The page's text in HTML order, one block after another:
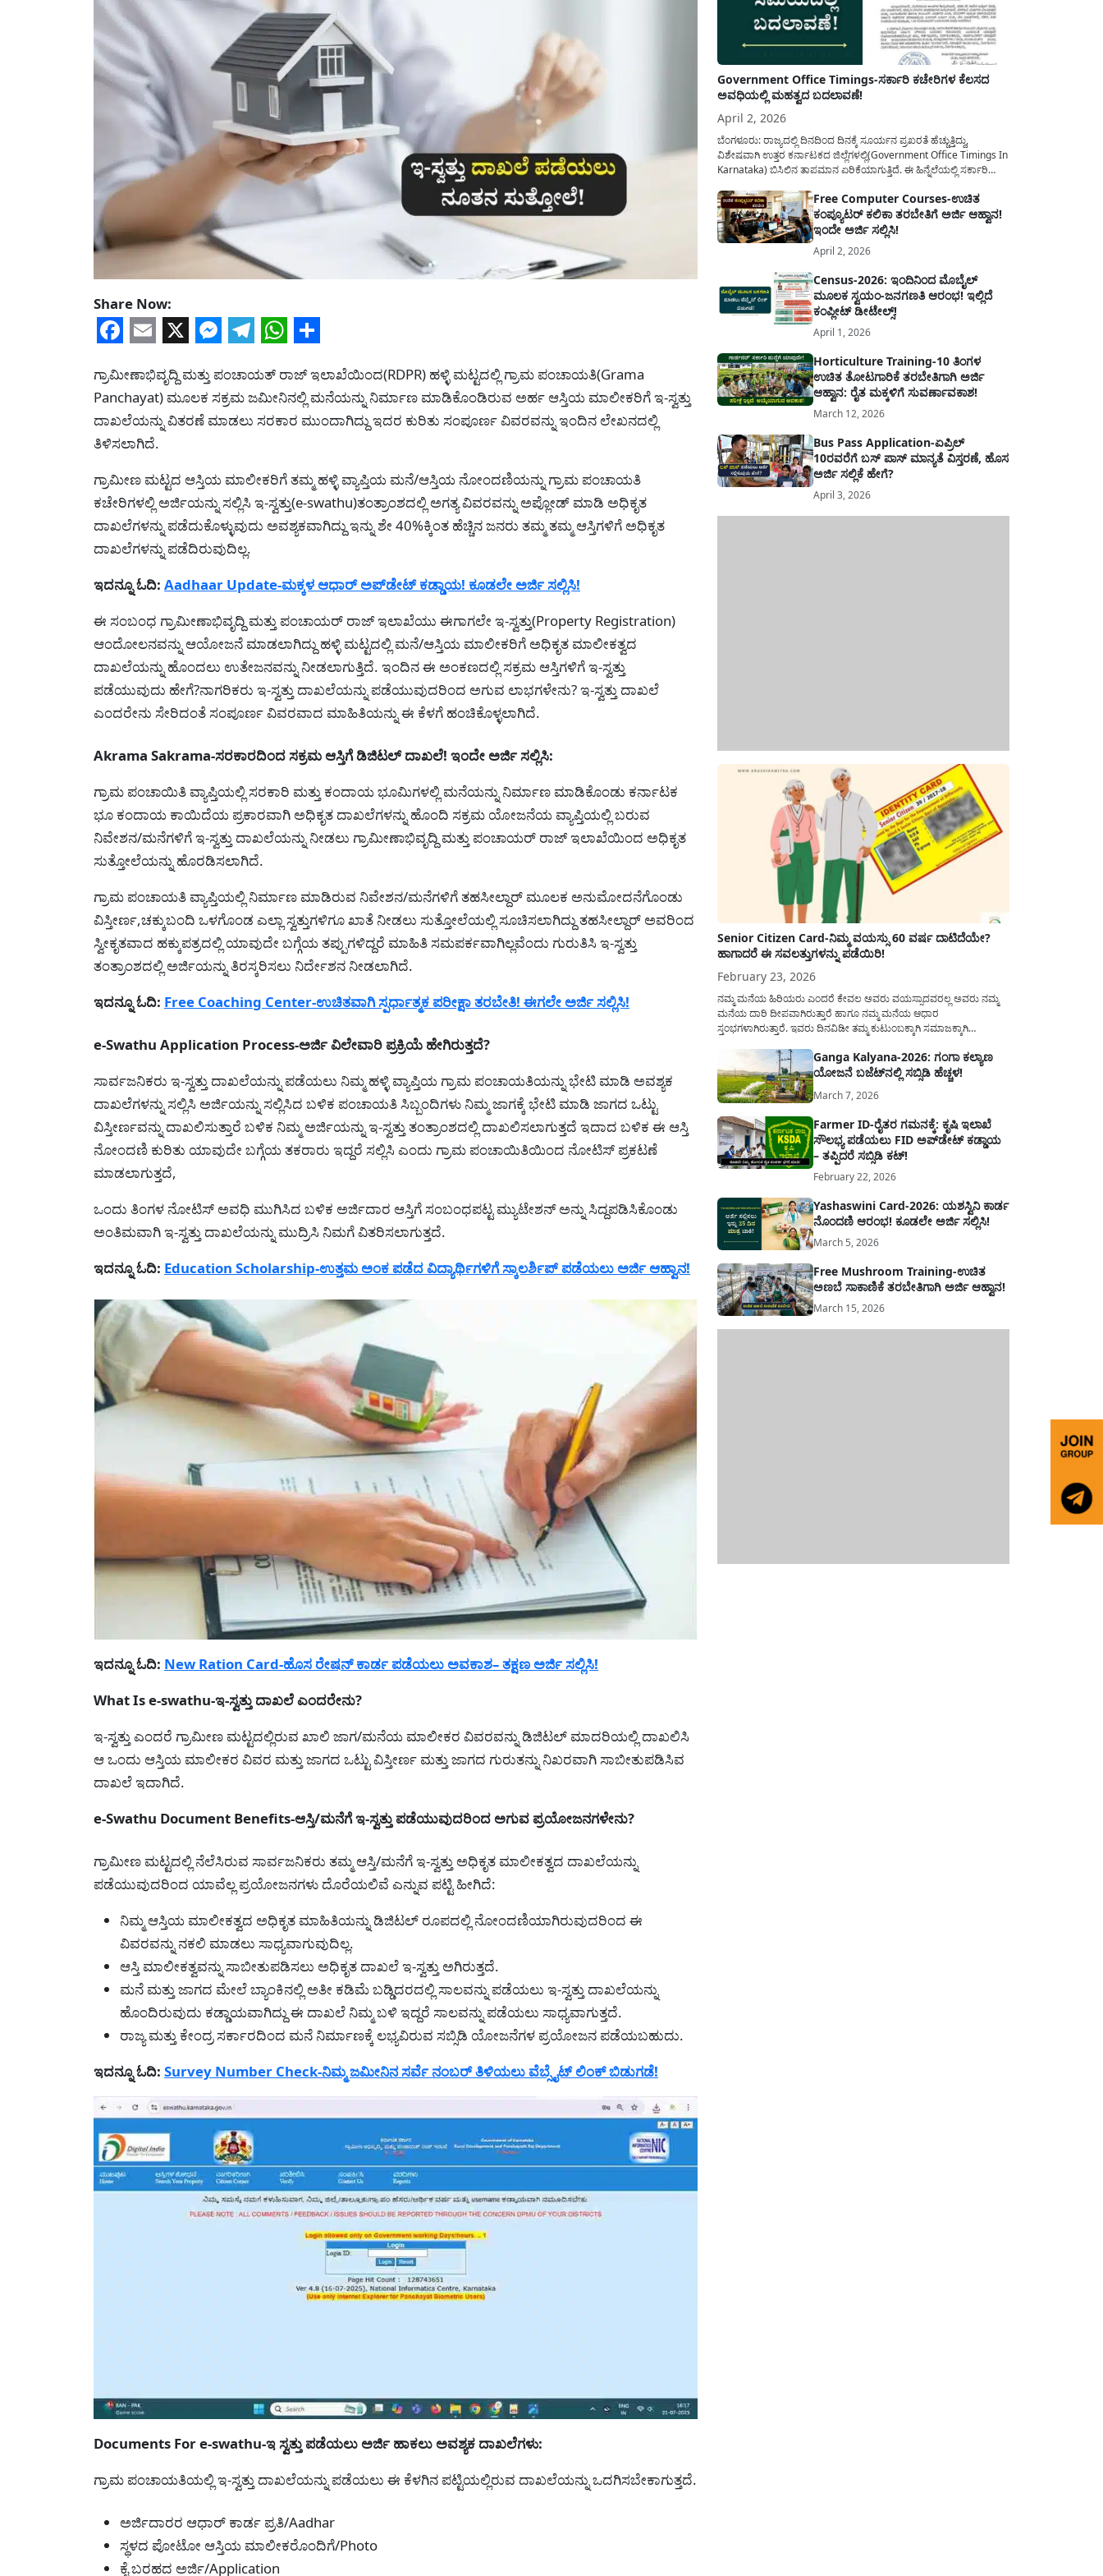
Share Now:
ಗ್ರಾಮೀಣಾಭಿವೃದ್ದಿ ಮತ್ತು ಪಂಚಾಯತ್ ರಾಜ್ ಇಲಾಖೆಯಿಂದ(RDPR) ಹಳ್ಳಿ ಮಟ್ಟದಲ್ಲಿ ಗ್ರಾಮ ಪಂಚಾಯತಿ(Grama
Panchayat) ಮೂಲಕ ಸಕ್ರಮ ಜಮೀನಿನಲ್ಲಿ ಮನೆಯನ್ನು ನಿರ್ಮಾಣ ಮಾಡಿಕೊಂಡಿರುವ ಅರ್ಹ ಆಸ್ತಿಯ ಮಾಲೀಕರಿಗೆ ಇ-ಸ್ವತ್ತು
ದಾಖಲೆಯನ್ನು ವಿತರಣೆ ಮಾಡಲು ಸರಕಾರ ಮುಂದಾಗಿದ್ದು ಇದರ ಕುರಿತು ಸಂಪೂರ್ಣ ವಿವರವನ್ನು ಇಂದಿನ ಲೇಖನದಲ್ಲಿ
ತಿಳಿಸಲಾಗಿದೆ.
ಗ್ರಾಮೀಣ ಮಟ್ಟದ ಆಸ್ತಿಯ ಮಾಲೀಕರಿಗೆ ತಮ್ಮ ಹಳ್ಳಿ ವ್ಯಾಪ್ತಿಯ ಮನೆ/ಆಸ್ತಿಯ ನೋಂದಣಿಯನ್ನು ಗ್ರಾಮ ಪಂಚಾಯತಿ
ಕಚೇರಿಗಳಲ್ಲಿ ಅರ್ಜಿಯನ್ನು ಸಲ್ಲಿಸಿ ಇ-ಸ್ವತ್ತು(e-swathu)ತಂತ್ರಾಂಶದಲ್ಲಿ ಅಗತ್ಯ ವಿವರವನ್ನು ಅಪ್ಲೋಡ್ ಮಾಡಿ ಅಧಿಕೃತ
ದಾಖಲೆಗಳನ್ನು ಪಡೆದುಕೊಳ್ಳುವುದು ಅವಶ್ಯಕವಾಗಿದ್ದು ಇನ್ನು ಶೇ 40%ಕ್ಕಿಂತ ಹೆಚ್ಚಿನ ಜನರು ತಮ್ಮ ತಮ್ಮ ಆಸ್ತಿಗಳಿಗೆ ಅಧಿಕೃತ
ದಾಖಲೆಗಳನ್ನು ಪಡೆದಿರುವುದಿಲ್ಲ.
ಇದನ್ನೂ ಓದಿ: Aadhaar Update-ಮಕ್ಕಳ ಆಧಾರ್ ಅಪ್‌ಡೇಟ್ ಕಡ್ಡಾಯ! ಕೂಡಲೇ ಅರ್ಜಿ ಸಲ್ಲಿಸಿ!
ಈ ಸಂಬಂಧ ಗ್ರಾಮೀಣಾಭಿವೃದ್ದಿ ಮತ್ತು ಪಂಚಾಯರ್ ರಾಜ್ ಇಲಾಖೆಯು ಈಗಾಗಲೇ ಇ-ಸ್ವತ್ತು(Property Registration)
ಆಂದೋಲನವನ್ನು ಆಯೋಜನೆ ಮಾಡಲಾಗಿದ್ದು ಹಳ್ಳಿ ಮಟ್ಟದಲ್ಲಿ ಮನೆ/ಆಸ್ತಿಯ ಮಾಲೀಕರಿಗೆ ಅಧಿಕೃತ ಮಾಲೀಕತ್ವದ
ದಾಖಲೆಯನ್ನು ಹೊಂದಲು ಉತೇಜನವನ್ನು ನೀಡಲಾಗುತ್ತಿದೆ. ಇಂದಿನ ಈ ಅಂಕಣದಲ್ಲಿ ಸಕ್ರಮ ಆಸ್ತಿಗಳಿಗೆ ಇ-ಸ್ವತ್ತು
ಪಡೆಯುವುದು ಹೇಗೆ?ನಾಗರಿಕರು ಇ-ಸ್ವತ್ತು ದಾಖಲೆಯನ್ನು ಪಡೆಯುವುದರಿಂದ ಅಗುವ ಲಾಭಗಳೇನು? ಇ-ಸ್ವತ್ತು ದಾಖಲೆ
ಎಂದರೇನು ಸೇರಿದಂತೆ ಸಂಪೂರ್ಣ ವಿವರವಾದ ಮಾಹಿತಿಯನ್ನು ಈ ಕೆಳಗೆ ಹಂಚಿಕೊಳ್ಳಲಾಗಿದೆ.
Akrama Sakrama-ಸರಕಾರದಿಂದ ಸಕ್ರಮ ಆಸ್ತಿಗೆ ಡಿಜಿಟಲ್ ದಾಖಲೆ! ಇಂದೇ ಅರ್ಜಿ ಸಲ್ಲಿಸಿ:
ಗ್ರಾಮ ಪಂಚಾಯಿತಿ ವ್ಯಾಪ್ತಿಯಲ್ಲಿ ಸರಕಾರಿ ಮತ್ತು ಕಂದಾಯ ಭೂಮಿಗಳಲ್ಲಿ ಮನೆಯನ್ನು ನಿರ್ಮಾಣ ಮಾಡಿಕೊಂಡು ಕರ್ನಾಟಕ
ಭೂ ಕಂದಾಯ ಕಾಯಿದೆಯ ಪ್ರಕಾರವಾಗಿ ಅಧಿಕೃತ ದಾಖಲೆಗಳನ್ನು ಹೊಂದಿ ಸಕ್ರಮ ಯೋಜನೆಯ ವ್ಯಾಪ್ತಿಯಲ್ಲಿ ಬರುವ
ನಿವೇಶನ/ಮನೆಗಳಿಗೆ ಇ-ಸ್ವತ್ತು ದಾಖಲೆಯನ್ನು ನೀಡಲು ಗ್ರಾಮೀಣಾಭಿವೃದ್ದಿ ಮತ್ತು ಪಂಚಾಯರ್ ರಾಜ್ ಇಲಾಖೆಯಿಂದ ಅಧಿಕೃತ
ಸುತ್ತೋಲೆಯನ್ನು ಹೊರಡಿಸಲಾಗಿದೆ.
ಗ್ರಾಮ ಪಂಚಾಯತಿ ವ್ಯಾಪ್ತಿಯಲ್ಲಿ ನಿರ್ಮಾಣ ಮಾಡಿರುವ ನಿವೇಶನ/ಮನೆಗಳಿಗೆ ತಹಸೀಲ್ದಾರ್ ಮೂಲಕ ಅನುಮೋದನೆಗೊಂಡು
ವಿಸ್ತೀರ್ಣ,ಚಕ್ಕುಬಂದಿ ಒಳಗೊಂಡ ಎಲ್ಲಾ ಸ್ವತ್ತುಗಳಿಗೂ ಖಾತೆ ನೀಡಲು ಸುತ್ತೋಲೆಯಲ್ಲಿ ಸೂಚಿಸಲಾಗಿದ್ದು ತಹಸೀಲ್ದಾರ್ ಅವರಿಂದ
ಸ್ವೀಕೃತವಾದ ಹಕ್ಕುಪತ್ರದಲ್ಲಿ ಯಾವುದೇ ಬಗ್ಗೆಯ ತಪ್ಪುಗಳಿದ್ದರೆ ಮಾಹಿತಿ ಸಮಪರ್ಕವಾಗಿಲ್ಲವೆಂದು ಗುರುತಿಸಿ ಇ-ಸ್ವತ್ತು
ತಂತ್ರಾಂಶದಲ್ಲಿ ಅರ್ಜಿಯನ್ನು ತಿರಸ್ಕರಿಸಲು ನಿರ್ದೇಶನ ನೀಡಲಾಗಿದೆ.
ಇದನ್ನೂ ಓದಿ: Free Coaching Center-ಉಚಿತವಾಗಿ ಸ್ಪರ್ಧಾತ್ಮಕ ಪರೀಕ್ಷಾ ತರಬೇತಿ! ಈಗಲೇ ಅರ್ಜಿ ಸಲ್ಲಿಸಿ!
e-Swathu Application Process-ಅರ್ಜಿ ವಿಲೇವಾರಿ ಪ್ರಕ್ರಿಯೆ ಹೇಗಿರುತ್ತದೆ?
ಸಾರ್ವಜನಿಕರು ಇ-ಸ್ವತ್ತು ದಾಖಲೆಯನ್ನು ಪಡೆಯಲು ನಿಮ್ಮ ಹಳ್ಳಿ ವ್ಯಾಪ್ತಿಯ ಗ್ರಾಮ ಪಂಚಾಯತಿಯನ್ನು ಭೇಟಿ ಮಾಡಿ ಅವಶ್ಯಕ
ದಾಖಲೆಗಳನ್ನು ಸಲ್ಲಿಸಿ ಅರ್ಜಿಯನ್ನು ಸಲ್ಲಿಸಿದ ಬಳಿಕ ಪಂಚಾಯತಿ ಸಿಬ್ಬಂದಿಗಳು ನಿಮ್ಮ ಜಾಗಕ್ಕೆ ಭೇಟಿ ಮಾಡಿ ಜಾಗದ ಒಟ್ಟು
ವಿಸ್ತೀರ್ಣವನ್ನು ದಾಖಲಿಸುತ್ತಾರ‍ೆ ಬಳಿಕ ನಿಮ್ಮ ಅರ್ಜಿಯನ್ನು ಇ-ಸ್ವತ್ತು ತಂತ್ರಾಂಶದಲ್ಲಿ ದಾಖಲಿಸಲಾಗುತ್ತದೆ ಇದಾದ ಬಳಿಕ ಈ ಆಸ್ತಿ
ನೋಂದಣಿ ಕುರಿತು ಯಾವುದೇ ಬಗ್ಗೆಯ ತಕರಾರು ಇದ್ದರೆ ಸಲ್ಲಿಸಿ ಎಂದು ಗ್ರಾಮ ಪಂಚಾಯಿತಿಯಿಂದ ನೋಟಿಸ್ ಪ್ರಕಟಣೆ
ಮಾಡಲಾಗುತ್ತದೆ,
ಒಂದು ತಿಂಗಳ ನೋಟಿಸ್ ಅವಧಿ ಮುಗಿಸಿದ ಬಳಿಕ ಅರ್ಜಿದಾರ ಆಸ್ತಿಗೆ ಸಂಬಂಧಪಟ್ಟ ಮ್ಯುಟೇಶನ್ ಅನ್ನು ಸಿದ್ದಪಡಿಸಿಕೊಂಡು
ಅಂತಿಮವಾಗಿ ಇ-ಸ್ವತ್ತು ದಾಖಲೆಯನ್ನು ಮುದ್ರಿಸಿ ನಿಮಗೆ ವಿತರಿಸಲಾಗುತ್ತದೆ.
ಇದನ್ನೂ ಓದಿ: Education Scholarship-ಉತ್ತಮ ಅಂಕ ಪಡೆದ ವಿದ್ಯಾರ್ಥಿಗಳಿಗೆ ಸ್ಕಾಲರ್ಶಿಪ್ ಪಡೆಯಲು ಅರ್ಜಿ ಆಹ್ವಾನ!
ಇದನ್ನೂ ಓದಿ: New Ration Card-ಹೊಸ ರೇಷನ್ ಕಾರ್ಡ ಪಡೆಯಲು ಅವಕಾಶ– ತಕ್ಷಣ ಅರ್ಜಿ ಸಲ್ಲಿಸಿ!
What Is e-swathu-ಇ-ಸ್ವತ್ತು ದಾಖಲೆ ಎಂದರೇನು?
ಇ-ಸ್ವತ್ತು ಎಂದರೆ ಗ್ರಾಮೀಣ ಮಟ್ಟದಲ್ಲಿರುವ ಖಾಲಿ ಜಾಗ/ಮನೆಯ ಮಾಲೀಕರ ವಿವರವನ್ನು ಡಿಜಿಟಲ್ ಮಾದರಿಯಲ್ಲಿ ದಾಖಲಿಸಿ
ಆ ಒಂದು ಆಸ್ತಿಯ ಮಾಲೀಕರ ವಿವರ ಮತ್ತು ಜಾಗದ ಒಟ್ಟು ವಿಸ್ತೀರ್ಣ ಮತ್ತು ಜಾಗದ ಗುರುತನ್ನು ನಿಖರವಾಗಿ ಸಾಬೀತುಪಡಿಸಿವ
ದಾಖಲೆ ಇದಾಗಿದೆ.
e-Swathu Document Benefits-ಆಸ್ತಿ/ಮನೆಗೆ ಇ-ಸ್ವತ್ತು ಪಡೆಯುವುದರಿಂದ ಅಗುವ ಪ್ರಯೋಜನಗಳೇನು?
ಗ್ರಾಮೀಣ ಮಟ್ಟದಲ್ಲಿ ನೆಲೆಸಿರುವ ಸಾರ್ವಜನಿಕರು ತಮ್ಮ ಆಸ್ತಿ/ಮನೆಗೆ ಇ-ಸ್ವತ್ತು ಅಧಿಕೃತ ಮಾಲೀಕತ್ವದ ದಾಖಲೆಯನ್ನು
ಪಡೆಯುವುದರಿಂದ ಯಾವೆಲ್ಲ ಪ್ರಯೋಜನಗಳು ದೊರೆಯಲಿವೆ ಎನ್ನುವ ಪಟ್ಟಿ ಹೀಗಿದೆ:
ನಿಮ್ಮ ಆಸ್ತಿಯ ಮಾಲೀಕತ್ವದ ಅಧಿಕೃತ ಮಾಹಿತಿಯನ್ನು ಡಿಜಿಟಲ್ ರೂಪದಲ್ಲಿ ನೋಂದಣಿಯಾಗಿರುವುದರಿಂದ ಈ
ವಿವರವನ್ನು ನಕಲಿ ಮಾಡಲು ಸಾಧ್ಯವಾಗುವುದಿಲ್ಲ.
ಆಸ್ತಿ ಮಾಲೀಕತ್ವವನ್ನು ಸಾಬೀತುಪಡಿಸಲು ಅಧಿಕೃತ ದಾಖಲೆ ಇ-ಸ್ವತ್ತು ಅಗಿರುತ್ತದೆ.
ಮನೆ ಮತ್ತು ಜಾಗದ ಮೇಲೆ ಬ್ಯಾಂಕಿನಲ್ಲಿ ಅತೀ ಕಡಿಮೆ ಬಡ್ಡಿದರದಲ್ಲಿ ಸಾಲವನ್ನು ಪಡೆಯಲು ಇ-ಸ್ವತ್ತು ದಾಖಲೆಯನ್ನು
ಹೊಂದಿರುವುದು ಕಡ್ಡಾಯವಾಗಿದ್ದು ಈ ದಾಖಲೆ ನಿಮ್ಮ ಬಳಿ ಇದ್ದರೆ ಸಾಲವನ್ನು ಪಡೆಯಲು ಸಾಧ್ಯವಾಗುತ್ತದೆ.
ರಾಜ್ಯ ಮತ್ತು ಕೇಂದ್ರ ಸರ್ಕಾರದಿಂದ ಮನೆ ನಿರ್ಮಾಣಕ್ಕೆ ಲಭ್ಯವಿರುವ ಸಬ್ಸಿಡಿ ಯೋಜನೆಗಳ ಪ್ರಯೋಜನ ಪಡೆಯಬಹುದು.
ಇದನ್ನೂ ಓದಿ: Survey Number Check-ನಿಮ್ಮ ಜಮೀನಿನ ಸರ್ವೆ ನಂಬರ್ ತಿಳಿಯಲು ವೆಬ್ಸೈಟ್ ಲಿಂಕ್ ಬಿಡುಗಡೆ!
Documents For e-swathu-ಇ ಸ್ವತ್ತು ಪಡೆಯಲು ಅರ್ಜಿ ಹಾಕಲು ಅವಶ್ಯಕ ದಾಖಲೆಗಳು:
ಗ್ರಾಮ ಪಂಚಾಯತಿಯಲ್ಲಿ ಇ-ಸ್ವತ್ತು ದಾಖಲೆಯನ್ನು ಪಡೆಯಲು ಈ ಕೆಳಗಿನ ಪಟ್ಟಿಯಲ್ಲಿರುವ ದಾಖಲೆಯನ್ನು ಒದಗಿಸಬೇಕಾಗುತ್ತದೆ.
ಅರ್ಜಿದಾರರ ಆಧಾರ್ ಕಾರ್ಡ ಪ್ರತಿ/Aadhar
ಸ್ಥಳದ ಪೋಟೋ ಆಸ್ತಿಯ ಮಾಲೀಕರೊಂದಿಗೆ/Photo
ಕೈ ಬರಹದ ಅರ್ಜಿ/Application
Government Office Timings-ಸರ್ಕಾರಿ ಕಚೇರಿಗಳ ಕೆಲಸದ
ಅವಧಿಯಲ್ಲಿ ಮಹತ್ವದ ಬದಲಾವಣೆ!
April 2, 2026
ಬೆಂಗಳೂರು: ರಾಜ್ಯದಲ್ಲಿ ದಿನದಿಂದ ದಿನಕ್ಕೆ ಸೂರ್ಯನ ಪ್ರಖರತೆ ಹೆಚ್ಚುತ್ತಿದ್ದು,
ವಿಶೇಷವಾಗಿ ಉತ್ತರ ಕರ್ನಾಟಕದ ಜಿಲ್ಲೆಗಳಲ್ಲಿ(Government Office Timings In
Karnataka) ಬಿಸಿಲಿನ ತಾಪಮಾನ ಏರಿಕೆಯಾಗುತ್ತಿದೆ. ಈ ಹಿನ್ನೆಲೆಯಲ್ಲಿ ಸರ್ಕಾರಿ
ಸರ್ಕಾರವು ಮಹತ್ವದ ನಿರ್ಧಾರವೊಂದನ್ನು ಕೈಗೊಂಡಿದೆ. ಕಿತ್ತೂರು ಕರ್ನಾಟಕ ಮತ್ತು
ಕಲ್ಯಾಣ ಕರ್ನಾಟಕದ ಒಟ್ಟು 9 ಜಿಲ್ಲೆಗಳಲ್ಲಿ ಏಪ್ರಿಲ್...
Free Computer Courses-ಉಚಿತ
ಕಂಪ್ಯೂಟರ್ ಕಲಿಕಾ ತರಬೇತಿಗೆ ಅರ್ಜಿ ಆಹ್ವಾನ!
ಇಂದೇ ಅರ್ಜಿ ಸಲ್ಲಿಸಿ!
April 2, 2026
Census-2026: ಇಂದಿನಿಂದ ಮೊಬೈಲ್
ಮೂಲಕ ಸ್ವಯಂ-ಜನಗಣತಿ ಆರಂಭ! ಇಲ್ಲಿದೆ
ಕಂಪ್ಲೀಟ್ ಡೀಟೇಲ್ಸ್!
April 1, 2026
Horticulture Training-10 ತಿಂಗಳ
ಉಚಿತ ತೋಟಗಾರಿಕೆ ತರಬೇತಿಗಾಗಿ ಅರ್ಜಿ
ಆಹ್ವಾನ: ರೈತ ಮಕ್ಕಳಿಗೆ ಸುವರ್ಣಾವಕಾಶ!
March 12, 2026
Bus Pass Application-ಏಪ್ರಿಲ್
10ರವರೆಗೆ ಬಸ್ ಪಾಸ್ ಮಾನ್ಯತೆ ವಿಸ್ತರಣೆ, ಹೊಸ
ಅರ್ಜಿ ಸಲ್ಲಿಕೆ ಹೇಗೆ?
April 3, 2026
Senior Citizen Card-ನಿಮ್ಮ ವಯಸ್ಸು 60 ವರ್ಷ ದಾಟಿದೆಯೇ?
ಹಾಗಾದರೆ ಈ ಸವಲತ್ತುಗಳನ್ನು ಪಡೆಯಿರಿ!
February 23, 2026
ನಮ್ಮ ಮನೆಯ ಹಿರಿಯರು ಎಂದರೆ ಕೇವಲ ಅವರು ವಯಸ್ಸಾದವರಲ್ಲ ಅವರು ನಮ್ಮ
ಮನೆಯ ದಾರಿ ದೀಪವಾಗಿರುತ್ತಾರೆ ಹಾಗೂ ನಮ್ಮ ಮನೆಯ ಆಧಾರ
ಸ್ತಂಭಗಳಾಗಿರುತ್ತಾರೆ. ಇವರು ದಿನವಿಡೀ ತಮ್ಮ ಕುಟುಂಬಕ್ಕಾಗಿ ಸಮಾಜಕ್ಕಾಗಿ
ನೆಮ್ಮದಿಯಿಂದ ಕಳೆಯಬೇಕೆಂಬುದು ಪ್ರತಿಯೊಬ್ಬರ ಕನಸಾಗಿರುತ್ತದೆ ಆದ್ದರಿಂದ
ಸರ್ಕಾರವು ಹಿರಿಯ ನಾಗರಿಕರ ಗುರುತಿನ ಚೀಟಿ...
Ganga Kalyana-2026: ಗಂಗಾ ಕಲ್ಯಾಣ
ಯೋಜನೆ ಬಜೆಟ್‌ನಲ್ಲಿ ಸಬ್ಸಿಡಿ ಹೆಚ್ಚಳ!
March 7, 2026
Farmer ID-ರೈತರ ಗಮನಕ್ಕೆ: ಕೃಷಿ ಇಲಾಖೆ
ಸೌಲಭ್ಯ ಪಡೆಯಲು FID ಅಪ್‌ಡೇಟ್ ಕಡ್ಡಾಯ
– ತಪ್ಪಿದರೆ ಸಬ್ಸಿಡಿ ಕಟ್!
February 22, 2026
Yashaswini Card-2026: ಯಶಸ್ವಿನಿ ಕಾರ್ಡ
ನೊಂದಣಿ ಆರಂಭ! ಕೂಡಲೇ ಅರ್ಜಿ ಸಲ್ಲಿಸಿ!
March 5, 2026
Free Mushroom Training-ಉಚಿತ
ಅಣಬೆ ಸಾಕಾಣಿಕೆ ತರಬೇತಿಗಾಗಿ ಅರ್ಜಿ ಆಹ್ವಾನ!
March 15, 2026